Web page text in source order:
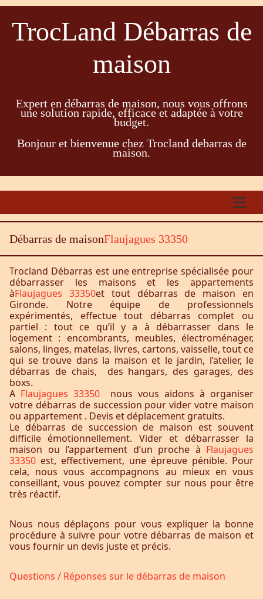
TrocLand Débarras de
maison
Expert en débarras de maison, nous vous offrons
une solution rapide, efficace et adaptée à votre
budget.
Bonjour et bienvenue chez Trocland debarras de
maison.
Débarras de maisonFlaujagues 33350
Trocland Débarras est une entreprise spécialisée pour
débarrasser les maisons et les appartements
àFlaujagues 33350et tout débarras de maison en
Gironde. Notre équipe de professionnels
expérimentés, effectue tout débarras complet ou
partiel : tout ce qu’il y a à débarrasser dans le
logement : encombrants, meubles, électroménager,
salons, linges, matelas, livres, cartons, vaisselle, tout ce
qui se trouve dans la maison et le jardin, l’atelier, le
débarras de chais, des hangars, des garages, des
boxs.
A Flaujagues 33350 nous vous aidons à organiser
votre débarras de succession pour vider votre maison
ou appartement . Devis et déplacement gratuits.
Le débarras de succession de maison est souvent
difficile émotionnellement. Vider et débarrasser la
maison ou l’appartement d’un proche à Flaujagues
33350 est, effectivement, une épreuve pénible. Pour
cela, nous vous accompagnons au mieux en vous
conseillant, vous pouvez compter sur nous pour être
très réactif.
Nous nous déplaçons pour vous expliquer la bonne
procédure à suivre pour votre débarras de maison et
vous fournir un devis juste et précis.
Questions / Réponses sur le débarras de maison